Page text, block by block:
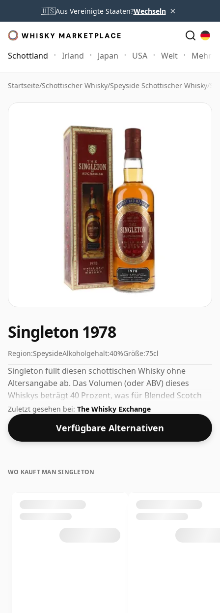
🇺🇸Aus Vereinigte Staaten?Wechseln ×
Schottland Irland Japan USA Welt Mehr
Startseite/Schottischer Whisky/Speyside Schottischer Whisky/
Singleton 1978
Region:SpeysideAlkoholgehalt:40%Größe:75cl
Singleton füllt diesen schottischen Whisky ohne
Altersangabe ab. Das Volumen (oder ABV) dieses
Whiskys beträgt 40 Prozent, was für Blended Scotch
üblich ist, obwohl viele Single Malts heutzutage in
höheren Stärken abgefüllt werden. Die Flaschengröße
beträgt 75cl.
Zuletzt gesehen bei: The Whisky Exchange
Verfügbare Alternativen
WO KAUFT MAN SINGLETON